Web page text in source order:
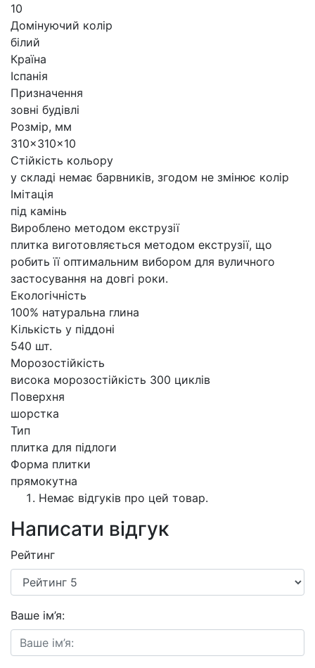
10
Домінуючий колір
білий
Країна
Іспанія
Призначення
зовні будівлі
Розмір, мм
310x310x10
Стійкість кольору
у складі немає барвників, згодом не змінює колір
Імітація
під камінь
Вироблено методом екструзії
плитка виготовляється методом екструзії, що
робить її оптимальним вибором для вуличного
застосування на довгі роки.
Екологічність
100% натуральна глина
Кількість у піддоні
540 шт.
Морозостійкість
висока морозостійкість 300 циклів
Поверхня
шорстка
Тип
плитка для підлоги
Форма плитки
прямокутна
Немає відгуків про цей товар.
Написати відгук
Рейтинг
Ваше ім’я: